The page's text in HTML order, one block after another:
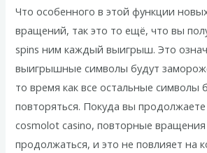
Что особенного в этой функции
вращений, так это то ещё, что вы
spins ним каждый выигрыш. Это
выигрышные символы будут
то время как все остальные символы
повторяться. Покуда вы
cosmolot casino, повторные вращения
продолжаться, и это не повлияет на